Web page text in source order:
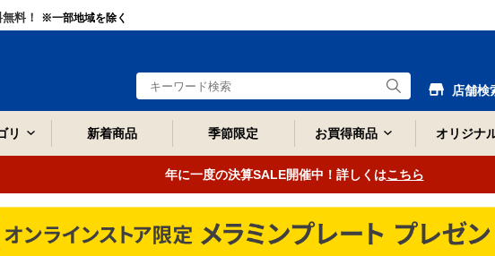
料！ ※一部地域を除く
店舗検
リ 新着商品 季節限定 お買得商品 オリジナ
年に一度の決算SALE開催中！詳しくはこちら